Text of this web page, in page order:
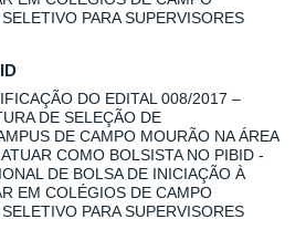
PARA SUPERVISORES
DO EDITAL 008/2017 –
DE SELEÇÃO DE
DE CAMPO MOURÃO NA ÁREA
COMO BOLSISTA NO PIBID -
DE BOLSA DE INICIAÇÃO À
EM COLÉGIOS DE CAMPO
PARA SUPERVISORES